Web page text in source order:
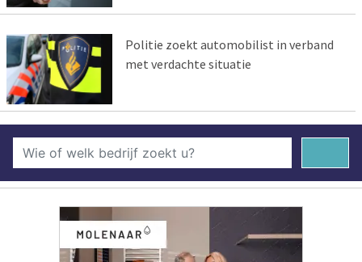
Politie zoekt automobilist in verband
met verdachte situatie